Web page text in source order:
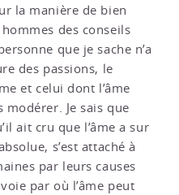
la manière de bien
des conseils
que je sache n’a
des passions, le
et celui dont l’âme
Je sais que
ait cru que l’âme a sur
s’est attaché à
par leurs causes
par où l’âme peut